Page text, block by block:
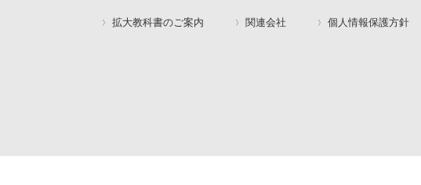
拡大教科書のご案内 関連会社 個人情報保護方針